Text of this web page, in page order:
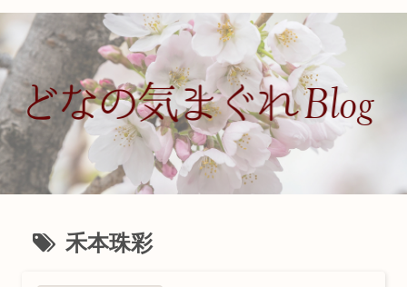
禾本珠彩